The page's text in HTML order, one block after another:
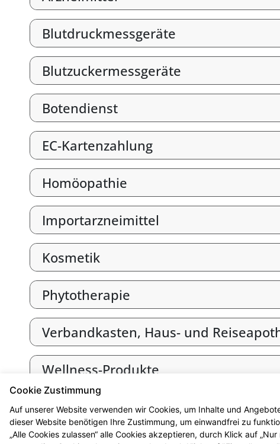
Blutdruckmessgeräte
Blutzuckermessgeräte
Botendienst
EC-Kartenzahlung
Homöopathie
Importarzneimittel
Kosmetik
Phytotherapie
Verbandkasten, Haus- und
Wellness-Produkte
Wunden
Cookie Zustimmung
Auf unserer Website verwenden wir Cookies, um Inhalte und
dieser Website benötigen Ihre Zustimmung, um einwandfrei zu
„Alle Cookies zulassen“ alle Cookies akzeptieren, durch Klick auf